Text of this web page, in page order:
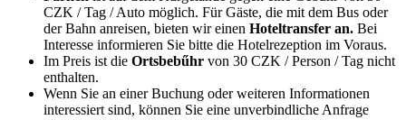
CZK / Tag / Auto möglich. Für Gäste, die mit dem Bus oder
der Bahn anreisen, bieten wir einen Hoteltransfer an. Bei
Interesse informieren Sie bitte die Hotelrezeption im Voraus.
Im Preis ist die Ortsbebűhr von 30 CZK / Person / Tag nicht
enthalten.
Wenn Sie an einer Buchung oder weiteren Informationen
interessiert sind, können Sie eine unverbindliche Anfrage